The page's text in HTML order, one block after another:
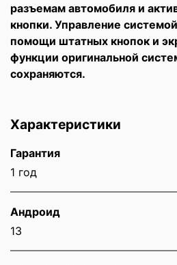
разъемам автомобиля и
кнопки. Управление
помощи штатных кнопок и
функции оригинальной
сохраняются.
Характеристики
Гарантия
1 год
Андроид
13